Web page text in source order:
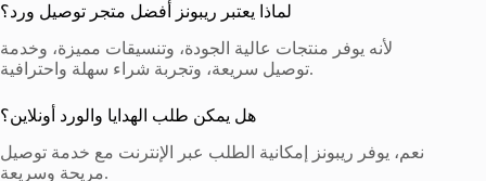
لماذا يعتبر ريبونز أفضل متجر توصيل ورد؟
لأنه يوفر منتجات عالية الجودة، وتنسيقات مميزة، وخدمة
توصيل سريعة، وتجربة شراء سهلة واحترافية.
هل يمكن طلب الهدايا والورد أونلاين؟
نعم، يوفر ريبونز إمكانية الطلب عبر الإنترنت مع خدمة توصيل
مريحة وسريعة.